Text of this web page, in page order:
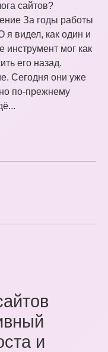
сайтов?
За годы работы
я видел, как один и
инструмент мог как
его назад.
Сегодня они уже
по-прежнему
и